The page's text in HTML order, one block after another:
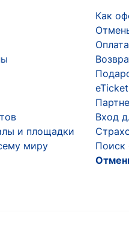
и площадки
миру
Как
Вход
Поиск